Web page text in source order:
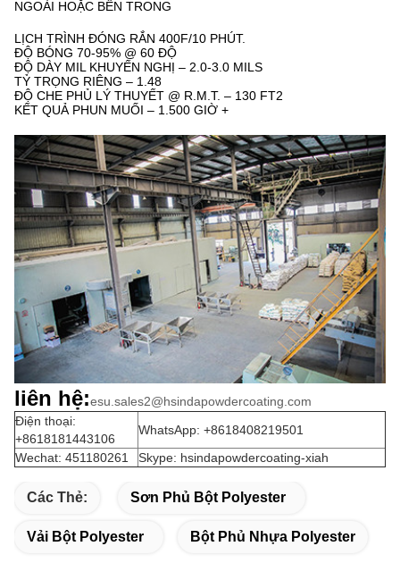
NGOÀI HOẶC BÊN TRONG
LỊCH TRÌNH ĐÓNG RẮN 400F/10 PHÚT.
ĐỘ BÓNG 70-95% @ 60 ĐỘ
ĐỘ DÀY MIL KHUYẾN NGHỊ – 2.0-3.0 MILS
TỶ TRỌNG RIÊNG – 1.48
ĐỘ CHE PHỦ LÝ THUYẾT @ R.M.T. – 130 FT2
KẾT QUẢ PHUN MUỐI – 1.500 GIỜ +
liên hệ:esu.sales2@hsindapowdercoating.com
Điện thoại:
+8618181443106
WhatsApp: +8618408219501
Wechat: 451180261
Skype: hsindapowdercoating-xiah
Các Thẻ: Sơn Phủ Bột Polyester
Vải Bột Polyester Bột Phủ Nhựa Polyester